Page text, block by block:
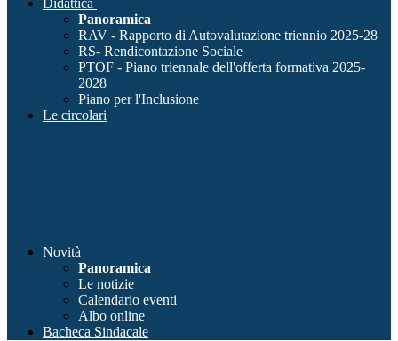
Didattica
Panoramica
RAV - Rapporto di Autovalutazione triennio 2025-28
RS- Rendicontazione Sociale
PTOF - Piano triennale dell'offerta formativa 2025-
2028
Piano per l'Inclusione
Le circolari
Novità
Panoramica
Le notizie
Calendario eventi
Albo online
Bacheca Sindacale